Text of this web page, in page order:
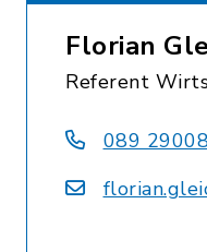
Florian
Referent
089